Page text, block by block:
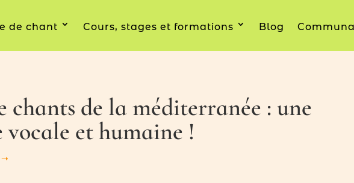
de chant Cours, stages et formations Blog
chants de la méditerranée : une
vocale et humaine !
➝